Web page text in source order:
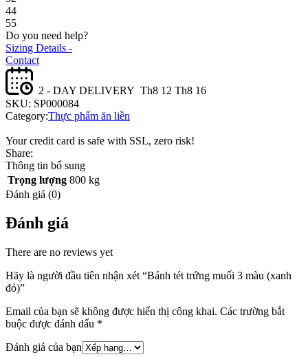
44
55
Do you need help?
Sizing Details -
Contact
2 - DAY DELIVERY Th8 12 Th8 16
SKU: SP000084
Category:Thực phẩm ăn liền
Your credit card is safe with SSL, zero risk!
Share:
Thông tin bổ sung
Trọng lượng 800 kg
Đánh giá (0)
Đánh giá
There are no reviews yet
Hãy là người đầu tiên nhận xét “Bánh tét trứng muối 3 màu (xanh
đỏ)”
Email của bạn sẽ không được hiển thị công khai. Các trường bắt
buộc được đánh dấu *
Đánh giá của bạn